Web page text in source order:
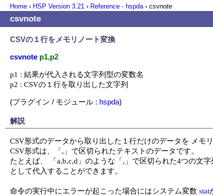
Home › HSP Version 3.21 › Reference - hspda› csvnote
csvnote
CSVの１行をメモリノート変換
csvnote p1,p2
p1 : 結果が代入される文字列型の変数名
p2 : CSVの１行を取り出した文字列
(プラグイン / モジュール : hspda)
解説
CSV形式のデータから取り出した１行だけのデータを メモ
CSV形式は、「,」で区切られたテキストのデータです。
たとえば、 「a,b,c,d」のような「,」で区切られた4つの文
として代入することができます。
命令の実行中にエラーが起こった場合にはシステム変数 stat